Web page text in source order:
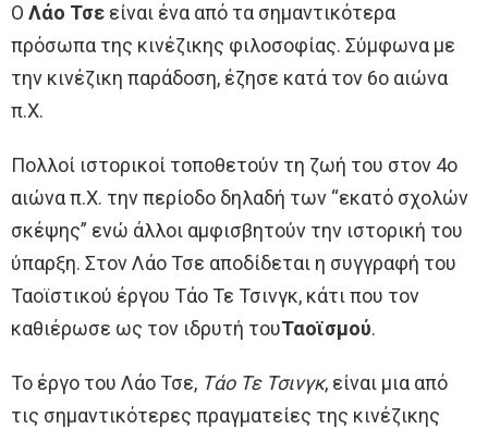
Ο Λάο Τσε είναι ένα από τα σημαντικότερα
πρόσωπα της κινέζικης φιλοσοφίας. Σύμφωνα με
την κινέζικη παράδοση, έζησε κατά τον 6ο αιώνα
π.Χ.
Πολλοί ιστορικοί τοποθετούν τη ζωή του στον 4ο
αιώνα π.Χ. την περίοδο δηλαδή των “εκατό σχολών
σκέψης” ενώ άλλοι αμφισβητούν την ιστορική του
ύπαρξη. Στον Λάο Τσε αποδίδεται η συγγραφή του
Ταοϊστικού έργου Τάο Τε Τσινγκ, κάτι που τον
καθιέρωσε ως τον ιδρυτή τουΤαοϊσμού.
Το έργο του Λάο Τσε, Τάο Τε Τσινγκ, είναι μια από
τις σημαντικότερες πραγματείες της κινέζικης